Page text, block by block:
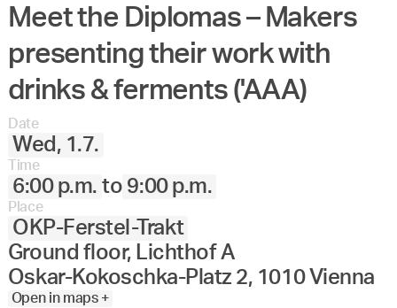
Meet the Diplomas – Makers
presenting their work with
drinks & ferments ('AAA)
Date
Wed, 1.7.
Time
6:00 p.m. to 9:00 p.m.
Place
OKP-Ferstel-Trakt
Ground floor, Lichthof A
Oskar-Kokoschka-Platz 2, 1010 Vienna
Open in maps +